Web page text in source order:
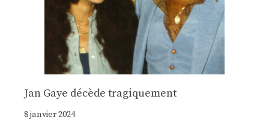
Jan Gaye décède tragiquement
8 janvier 2024